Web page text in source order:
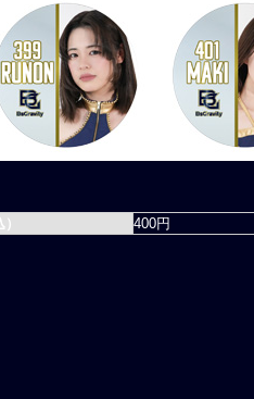
400円